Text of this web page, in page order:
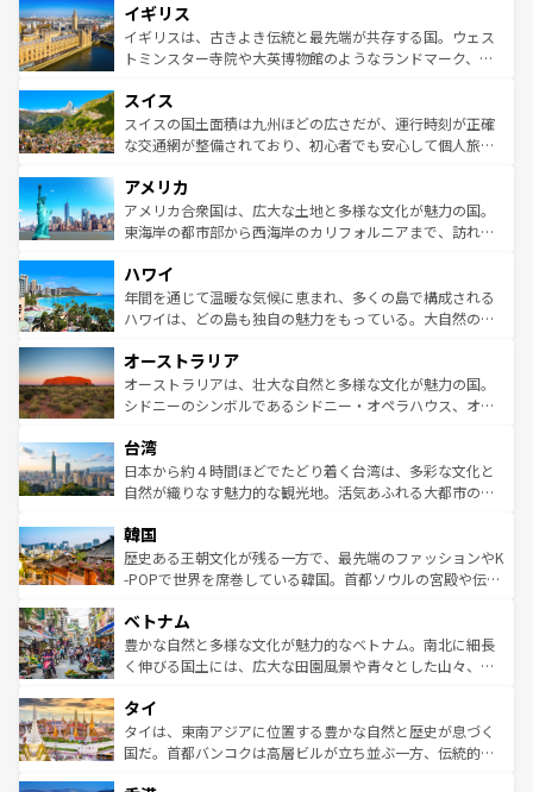
いる。シャンパンの発祥地であるランス、プロヴァンスの
香り高いラベンダー畑など、多彩な楽しみ方が可能だ。さ
らに、パリ以外の地域にも魅力が溢れており、どの街角に
れる地方に足を運ぶとそれぞれで全く異なる文化を体験で
きるだろう。 なお、新着のフランス情報はコンテンツ一覧
を参照してほしい。
顔を持つこの国は、どこを歩いても飽きることがない。ベ
ルリンの文化的活気、バイエルン州のアルプスの絶景、そ
してライン川沿いのワイン畑といった風景は必見。ビール
は、お酒好きな人にはぜひ体験してほしい。 なお、新着の
ドイツ情報はコンテンツ一覧を参照してほしい。
イギリス
イギリスは、古きよき伝統と最先端が共存する国。ウェス
トミンスター寺院や大英博物館のようなランドマーク、歴
リアごとに異なる魅力がある。また、優雅なアフタヌーン
ティー、ビール好きにはたまらない英国パブ、サッカー観
戦など、本場だからこそできる体験も豊富。イギリスを旅
ンツ一覧を参照してほしい。
スイス
スイスの国土面積は九州ほどの広さだが、運行時刻が正確
な交通網が整備されており、初心者でも安心して個人旅行
の建物がそのまま残る町や、スイスならではのユニークな
博物館もあり、アルプス観光だけでなく町歩きも満喫する
ことができる。国民の所得が高いため物価も高いが、旅行
ば市内交通費無料で観光を楽しむこともできる。 なお、新
着のスイス情報はコンテンツ一覧 を参照してほしい。
アメリカ
アメリカ合衆国は、広大な土地と多様な文化が魅力の国。
東海岸の都市部から西海岸のカリフォルニアまで、訪れる
のような巨大都市は、観光、ショッピング、エンターテイ
ンメントが詰まった刺激的なスポットだ。一方、アメリカ
西部には大自然が広がり、グランドキャニオンやイエロー
部のニューオーリンズでは、音楽と美食が融合した独特の
文化が魅力。旅行者はアメリカの各地域で異なる魅力を楽
しみながら、その多様性と豊かな歴史を感じることができ
ならではの贅沢な旅のスタイルだ。 なお、新着のアメリカ
情報はコンテンツ一覧を参照してほしい。
ハワイ
年間を通じて温暖な気候に恵まれ、多くの島で構成される
ハワイは、どの島も独自の魅力をもっている。大自然の神
ワイ島は見逃せない。また、定番の観光地といえばオアフ
島だが、静かな自然を求めるならマウイ島やカウアイ島が
おすすめ。エメラルドグリーンに輝く海をはじめ、豊かな
れるおもてなしの心で訪れる人々を迎えてくれるハワイの
人々、おいしいローカルフードやハワイアンミュージッ
ク、伝統的なフラダンスなど、すべてがハワイの魅力を彩
ワイを、存分に味わってほしい。 なお、新着のハワイ情報
はコンテンツ一覧を参照してほしい。
オーストラリア
オーストラリアは、壮大な自然と多様な文化が魅力の国。
シドニーのシンボルであるシドニー・オペラハウス、オー
リアリーフや大陸中央部にそびえるウルル（エアーズロッ
ク）、タスマニアの美しい原生林やケアンズの熱帯雨林な
ど、見どころがたくさん。また、カフェやワイン、オージ
いる。アクティビティも充実しており、サーフィンやダイ
ビング、ハイキングなど、アウトドア好きにはたまらな
い。オーストラリアの多彩な魅力を存分に味わいつくそ
参照してほしい。
台湾
日本から約４時間ほどでたどり着く台湾は、多彩な文化と
自然が織りなす魅力的な観光地。活気あふれる大都市の台
ン）、静ひつな山岳地帯である台湾東部など、都市の喧騒
と山間の静けさが共存しており、訪れる人に新しい発見と
驚きをもたらしてくれる。また、奥深い台湾の食文化も魅
容にもいいと評判のスイーツなど、バラエティ豊かな料理
が味わえる。 なお、新着の台湾情報は コンテンツ一覧を参
照してほしい。
韓国
歴史ある王朝文化が残る一方で、最先端のファッションやK
-POPで世界を席巻している韓国。首都ソウルの宮殿や伝統
き、地方に足を延ばせば四季折々の自然美を楽しむことが
できる。そして、キムチや焼肉、絶品のストリートフード
まで、さまざまな韓国料理が待っている。夜には、韓国な
リティに包まれながら、韓国の多彩な魅力を心ゆくまで味
わってみてほしい。 なお、新着の韓国情報はコンテンツ一
覧を参照してほしい。
ベトナム
豊かな自然と多様な文化が魅力的なベトナム。南北に細長
く伸びる国土には、広大な田園風景や青々とした山々、世
急速な発展と共に伝統が息づく。ハノイの古い町並みやホ
ーチミン市のフランス統治時代の建物も、独特の雰囲気を
醸し出している。また、バラエティの豊かさとおいしさで
タイ
タイは、東南アジアに位置する豊かな自然と歴史が息づく
国だ。首都バンコクは高層ビルが立ち並ぶ一方、伝統的な